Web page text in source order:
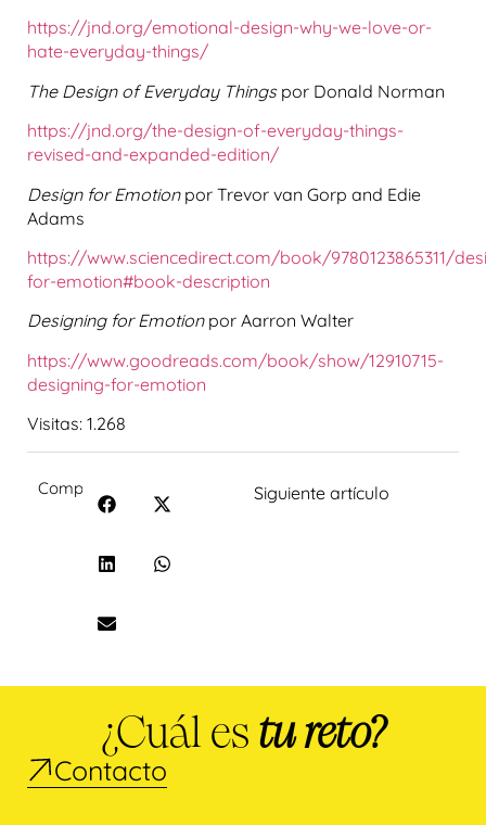
https://jnd.org/emotional-design-why-we-love-or-
hate-everyday-things/
The Design of Everyday Thingspor Donald Norman
https://jnd.org/the-design-of-everyday-things-
revised-and-expanded-edition/
Design for Emotionpor Trevor van Gorp and Edie
Adams
https://www.sciencedirect.com/book/9780123865311/
for-emotion#book-description
Designing for Emotionpor Aarron Walter
https://www.goodreads.com/book/show/12910715-
designing-for-emotion
Visitas: 1.268
Compartir: Siguiente artículo
¿Cuál es tu reto?
Contacto